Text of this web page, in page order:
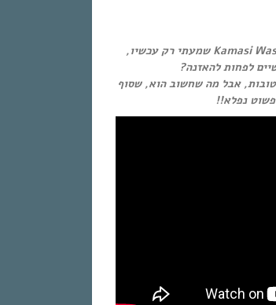
איך קרה שאת האלבום החדש של Kamasi Washington שמעתי רק עכשיו,
לפחות להאזנה?
אבל מה שחשוב הוא, שסוף